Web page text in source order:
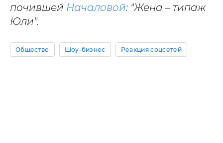
почившей Началовой: "Жена – типаж
Юли".
Общество Шоу-бизнес Реакция соцсетей